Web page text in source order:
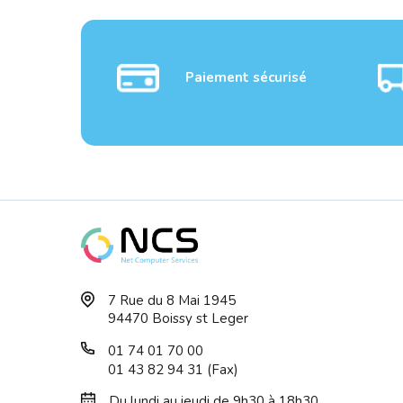
CPU AMD RYZEN 7 5800X
BOX Socket AM4 ...
Paiement sécurisé
7 Rue du 8 Mai 1945
94470 Boissy st Leger
01 74 01 70 00
01 43 82 94 31 (Fax)